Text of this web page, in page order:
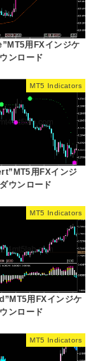
用FXインジケ
ンロード
MT5 Indicators
用FXインジ
ウンロード
MT5 Indicators
用FXインジケ
ンロード
MT5 Indicators